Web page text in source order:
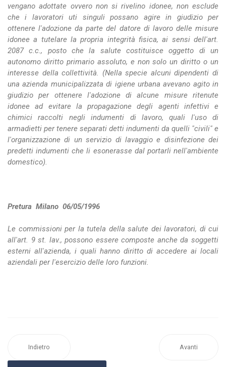
vengano adottate ovvero non si rivelino idonee, non esclude
che i lavoratori uti singuli possano agire in giudizio per
ottenere l'adozione da parte del datore di lavoro delle misure
idonee a tutelare la propria integrità fisica, ai sensi dell'art.
2087 c.c., posto che la salute costituisce oggetto di un
autonomo diritto primario assoluto, e non solo un diritto o un
interesse della collettività. (Nella specie alcuni dipendenti di
una azienda municipalizzata di igiene urbana avevano agito in
giudizio per ottenere l'adozione di alcune misure ritenute
idonee ad evitare la propagazione degli agenti infettivi e
chimici raccolti negli indumenti di lavoro, quali l'uso di
armadietti per tenere separati detti indumenti da quelli "civili" e
l'organizzazione di un servizio di lavaggio e disinfezione dei
predetti indumenti che li esonerasse dal portarli nell'ambiente
domestico).
Pretura Milano 06/05/1996
Le commissioni per la tutela della salute dei lavoratori, di cui
all'art. 9 st. lav., possono essere composte anche da soggetti
esterni all'azienda, i quali hanno diritto di accedere ai locali
aziendali per l'esercizio delle loro funzioni.
Indietro Avanti